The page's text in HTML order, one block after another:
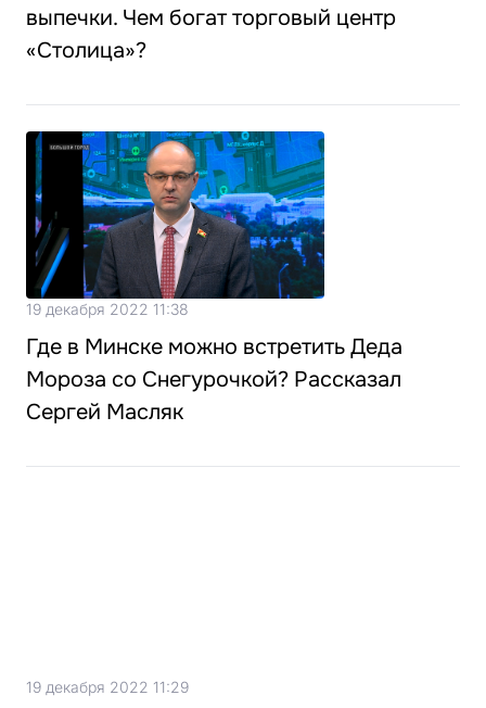
выпечки. Чем богат торговый центр
«Столица»?
19 декабря 2022 11:38
Где в Минске можно встретить Деда
Мороза со Снегурочкой? Рассказал
Сергей Масляк
19 декабря 2022 11:29